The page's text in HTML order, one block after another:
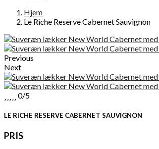
Hjem
Le Riche Reserve Cabernet Sauvignon
Previous
Next
0/5
LE RICHE RESERVE CABERNET SAUVIGNON
PRIS